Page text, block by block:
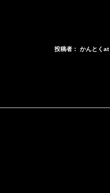
投稿者： かんとくat